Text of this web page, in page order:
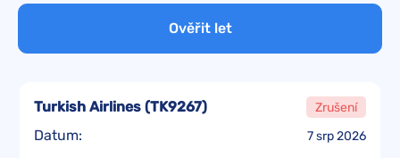
Ověřit let
Datum: 7 srp 2026
Turkish Airlines (TK9267) Zrušení